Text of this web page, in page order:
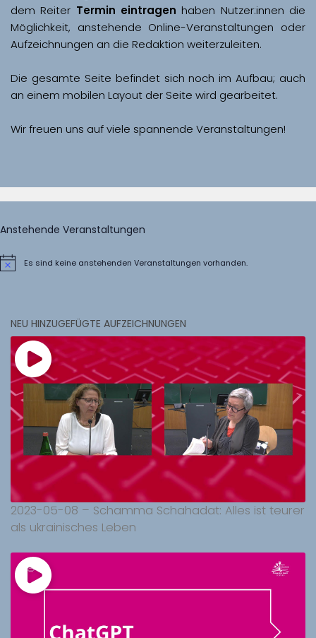
dem Reiter Termin eintragen haben Nutzer:innen die
Möglichkeit, anstehende Online-Veranstaltungen oder
Aufzeichnungen an die Redaktion weiterzuleiten.
Die gesamte Seite befindet sich noch im Aufbau; auch
Wir freuen uns auf viele spannende Veranstaltungen!
Anstehende Veranstaltungen
HinweisEs sind keine anstehenden Veranstaltungen vorhanden.
NEU HINZUGEFÜGTE AUFZEICHNUNGEN
2023-05-08 – Schamma Schahadat: Alles ist teurer
als ukrainisches Leben